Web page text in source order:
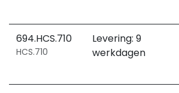
694.HCS.710
HCS.710
Levering: 9
werkdagen